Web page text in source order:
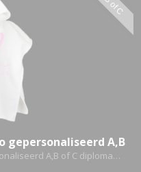
gepersonaliseerd A,B
A,B of C diploma…